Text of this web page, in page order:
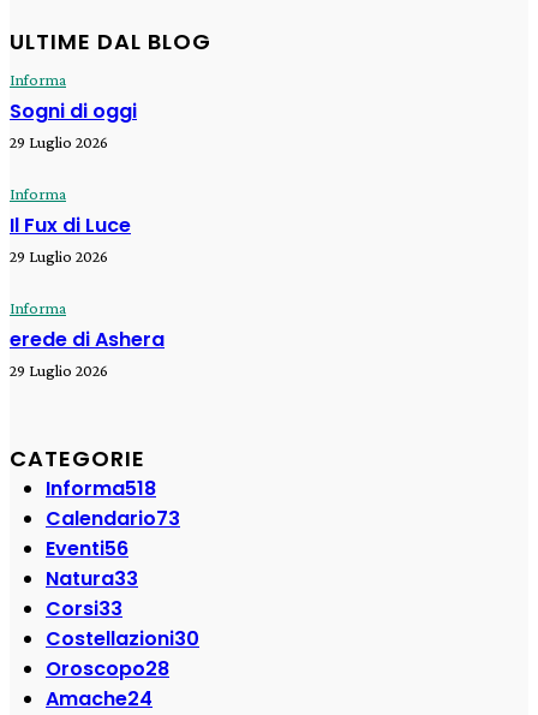
ULTIME DAL BLOG
Informa
Sogni di oggi
29 Luglio 2026
Informa
Il Fux di Luce
29 Luglio 2026
Informa
erede di Ashera
29 Luglio 2026
CATEGORIE
Informa518
Calendario73
Eventi56
Natura33
Corsi33
Costellazioni30
Oroscopo28
Amache24